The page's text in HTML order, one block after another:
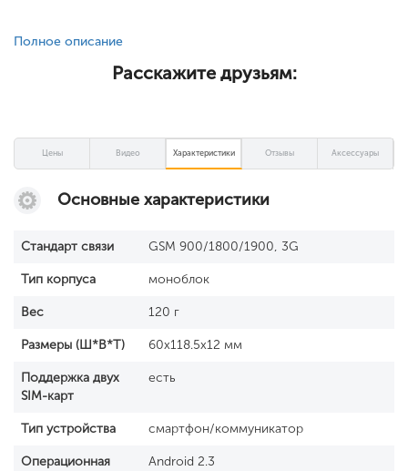
Полное описание
Расскажите друзьям:
Цены Видео Характеристики Отзывы Аксессуары
Основные характеристики
Стандарт связи GSM 900/1800/1900, 3G
Тип корпуса моноблок
Вес 120 г
Размеры (Ш*В*Т) 60x118.5x12 мм
Поддержка двух
SIM-карт
есть
Тип устройства смартфон/коммуникатор
Операционная
Android 2.3